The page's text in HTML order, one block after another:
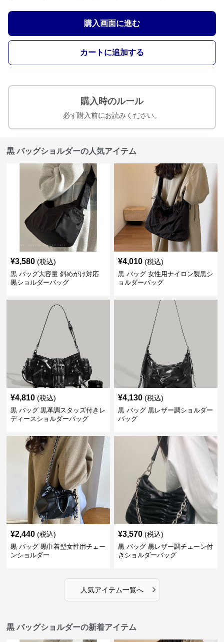
購入画面に進む
カートに追加する
購入時のルール
必ず購入前にお読みください。
黒 バッグショルダーの人気アイテム
¥3,580 (税込)
黒 バッグ大容量 斜めがけ対応
黒ショルダーバッグ
¥4,010 (税込)
黒 バッグ 女性用ナイロン製黒シ
ョルダーバッグ
¥4,810 (税込)
黒 バッグ 黒革調スタッズ付きレ
ディースショルダーバッグ
¥4,130 (税込)
黒 バッグ 黒レザー調ショルダー
バッグ
¥2,440 (税込)
黒 バッグ 黒巾着型女性用チェー
ンショルダー
¥3,570 (税込)
黒 バッグ 黒レザー調チェーン付
きショルダーバッグ
人気アイテム一覧へ ›
黒 バッグショルダーの新着アイテム